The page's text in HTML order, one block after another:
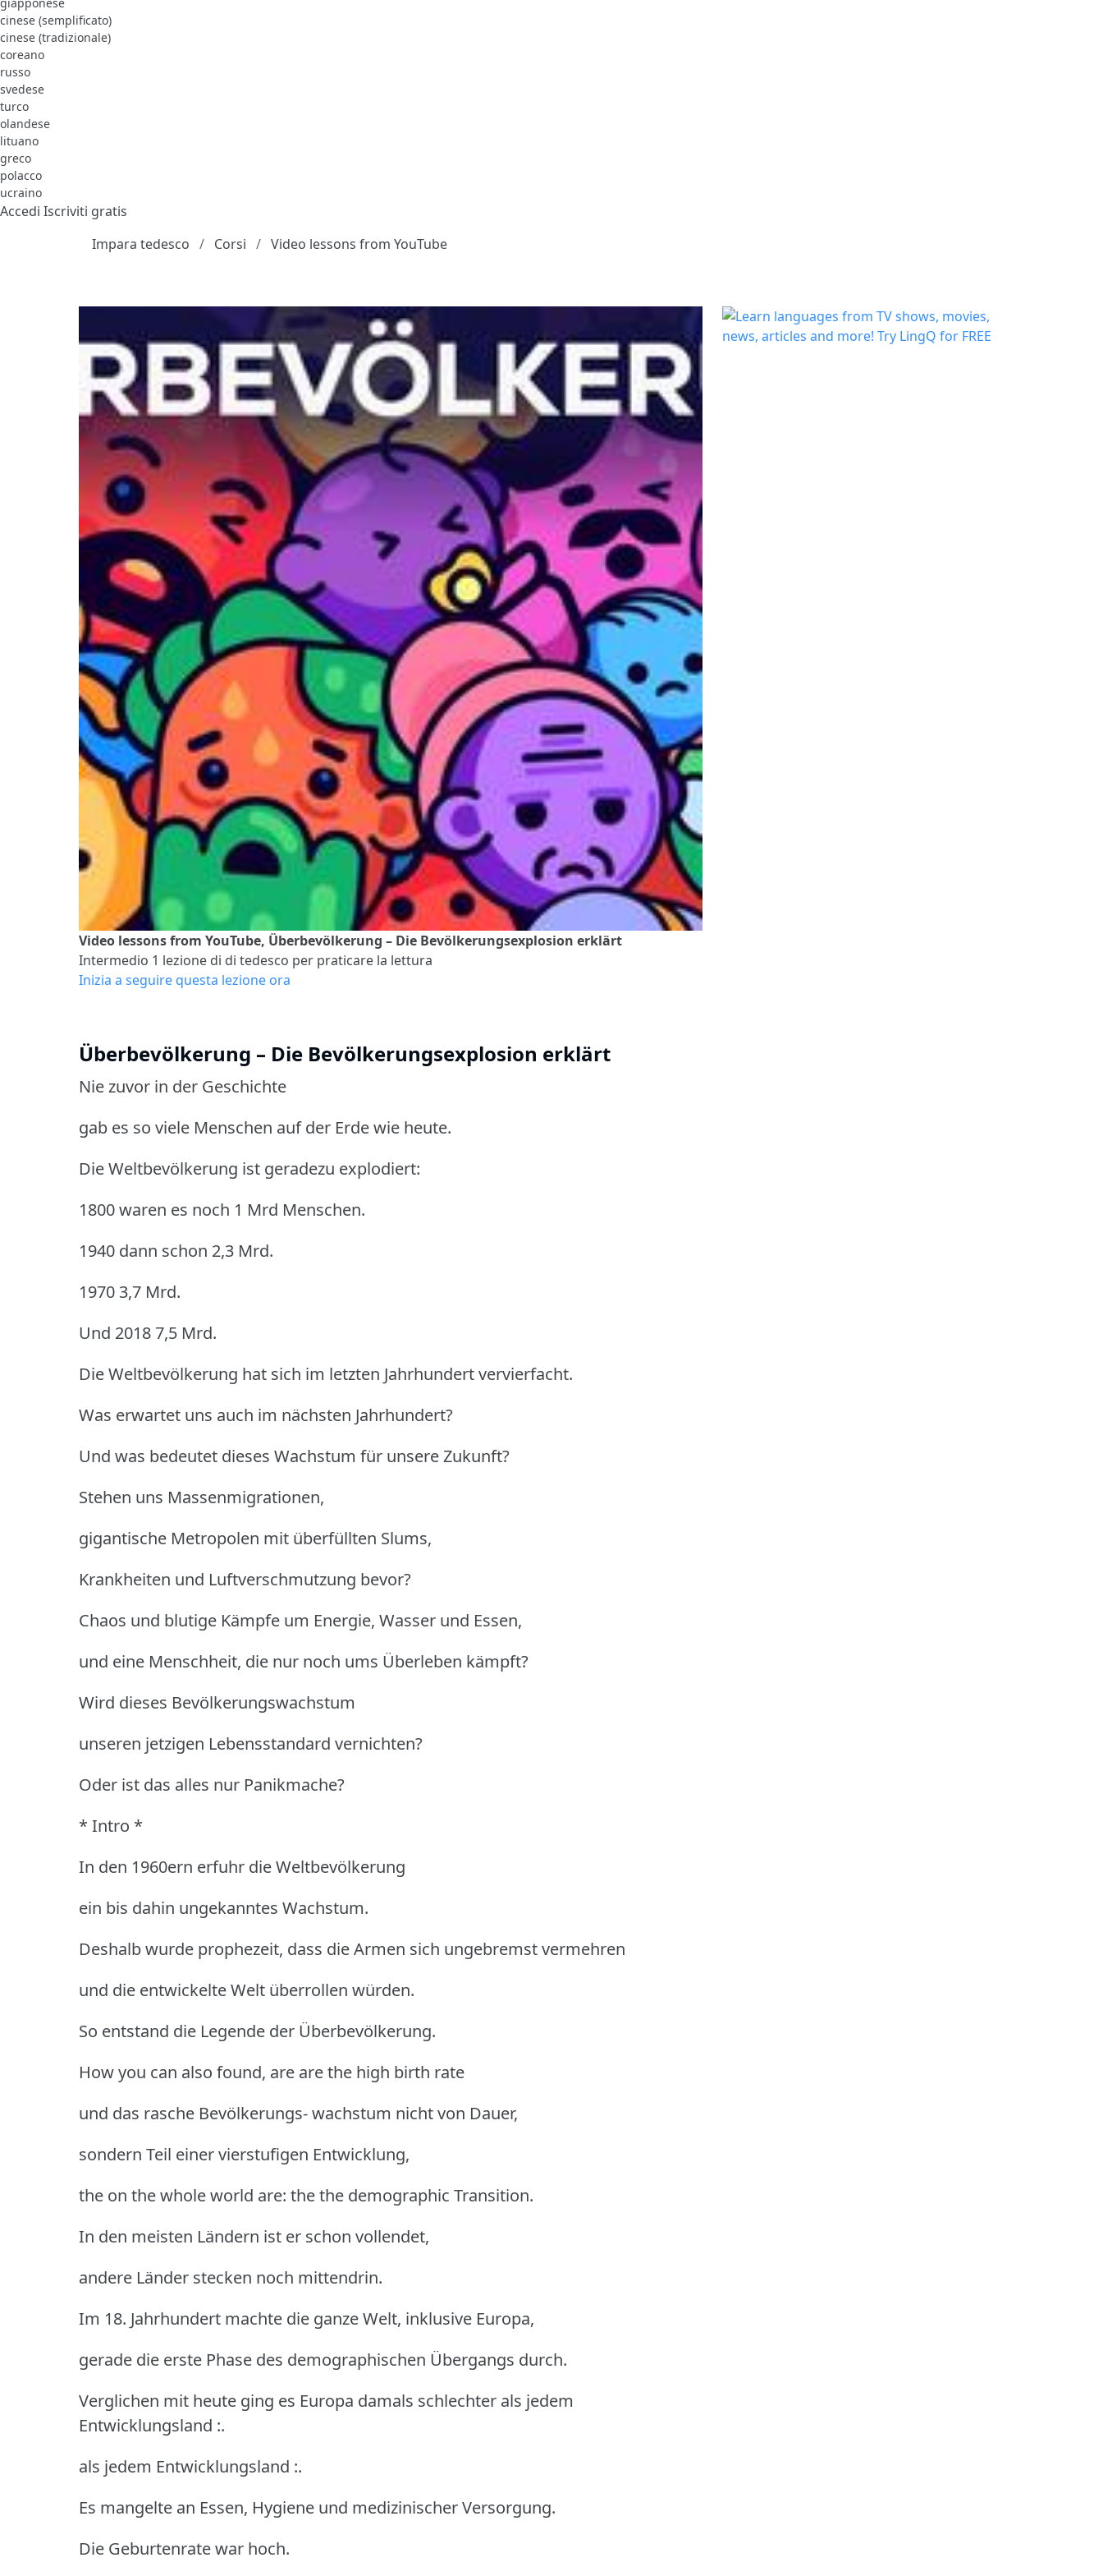
cinese (semplificato)
cinese (tradizionale)
coreano
russo
svedese
turco
olandese
lituano
greco
polacco
ucraino
Accedi Iscriviti gratis
Impara tedesco
Corsi Video lessons from YouTube
Video lessons from YouTube, Überbevölkerung – Die Bevölkerungsexplosion erklärt
Intermedio 1 lezione di di tedesco per praticare la lettura
Inizia a seguire questa lezione ora
Überbevölkerung – Die Bevölkerungsexplosion erklärt
Nie zuvor in der Geschichte
gab es so viele Menschen auf der Erde wie heute.
Die Weltbevölkerung ist geradezu explodiert:
1800 waren es noch 1 Mrd Menschen.
1940 dann schon 2,3 Mrd.
1970 3,7 Mrd.
Und 2018 7,5 Mrd.
Die Weltbevölkerung hat sich im letzten Jahrhundert vervierfacht.
Was erwartet uns auch im nächsten Jahrhundert?
Und was bedeutet dieses Wachstum für unsere Zukunft?
Stehen uns Massenmigrationen,
gigantische Metropolen mit überfüllten Slums,
Krankheiten und Luftverschmutzung bevor?
Chaos und blutige Kämpfe um Energie, Wasser und Essen,
und eine Menschheit, die nur noch ums Überleben kämpft?
Wird dieses Bevölkerungswachstum
unseren jetzigen Lebensstandard vernichten?
Oder ist das alles nur Panikmache?
* Intro *
In den 1960ern erfuhr die Weltbevölkerung
ein bis dahin ungekanntes Wachstum.
Deshalb wurde prophezeit, dass die Armen sich ungebremst vermehren
und die entwickelte Welt überrollen würden.
So entstand die Legende der Überbevölkerung.
How you can also found, are are the high birth rate
und das rasche Bevölkerungs- wachstum nicht von Dauer,
sondern Teil einer vierstufigen Entwicklung,
the on the whole world are: the the demographic Transition.
In den meisten Ländern ist er schon vollendet,
andere Länder stecken noch mittendrin.
Im 18. Jahrhundert machte die ganze Welt, inklusive Europa,
gerade die erste Phase des demographischen Übergangs durch.
Verglichen mit heute ging es Europa damals schlechter als jedem
Entwicklungsland :.
als jedem Entwicklungsland :.
Es mangelte an Essen, Hygiene und medizinischer Versorgung.
Die Geburtenrate war hoch.